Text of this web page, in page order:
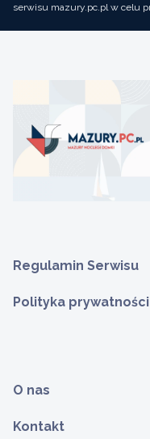
serwisu mazury.pc.pl w celu
Regulamin Serwisu
Polityka prywatności
O nas
Kontakt